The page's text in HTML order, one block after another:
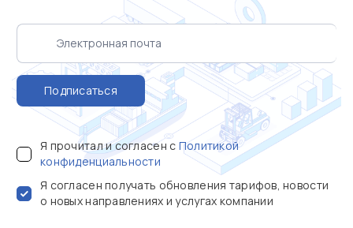
Подписаться
Я прочитал и согласен с Политикой
конфиденциальности
Я согласен получать обновления тарифов, новости
о новых направлениях и услугах компании